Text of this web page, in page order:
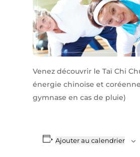
Venez découvrir le Taï Chi
énergie chinoise et
gymnase en cas de pluie)
Ajouter au calendrier